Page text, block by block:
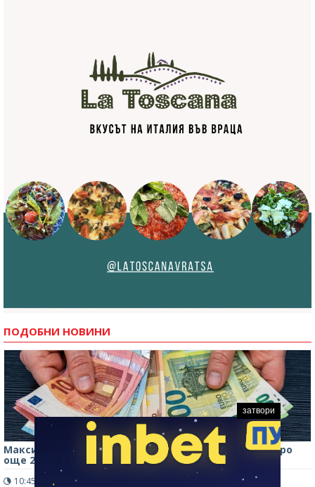
ПОДОБНИ НОВИНИ
Максималният осигурителен доход остава 2300 евро
още 2 години
10:45 ч. 440
затвори